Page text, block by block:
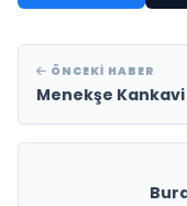
ÖNCEKI HABER
Menekşe